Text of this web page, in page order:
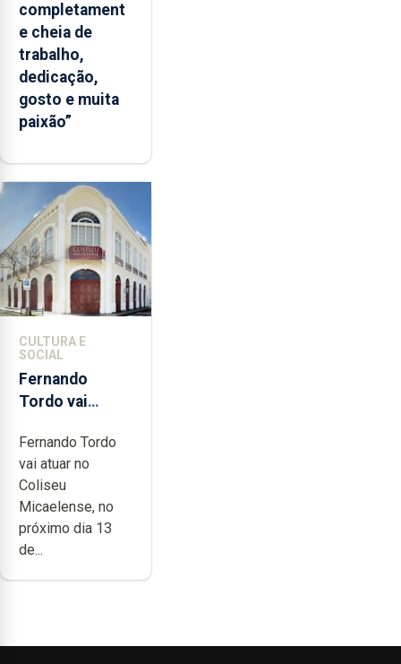
completament
e cheia de
trabalho,
dedicação,
gosto e muita
paixão”
CULTURA E
SOCIAL
Fernando
Tordo vai
anos de
carreira no
Coliseu
Micaelense
Fernando Tordo
vai atuar no
Coliseu
Micaelense, no
próximo dia 13
de...